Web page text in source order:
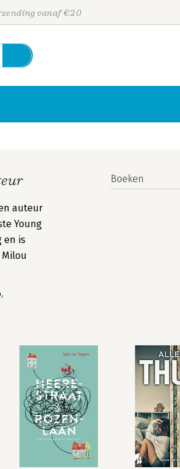
vanaf €20
auteur
Young
en is
Boeken
Personen